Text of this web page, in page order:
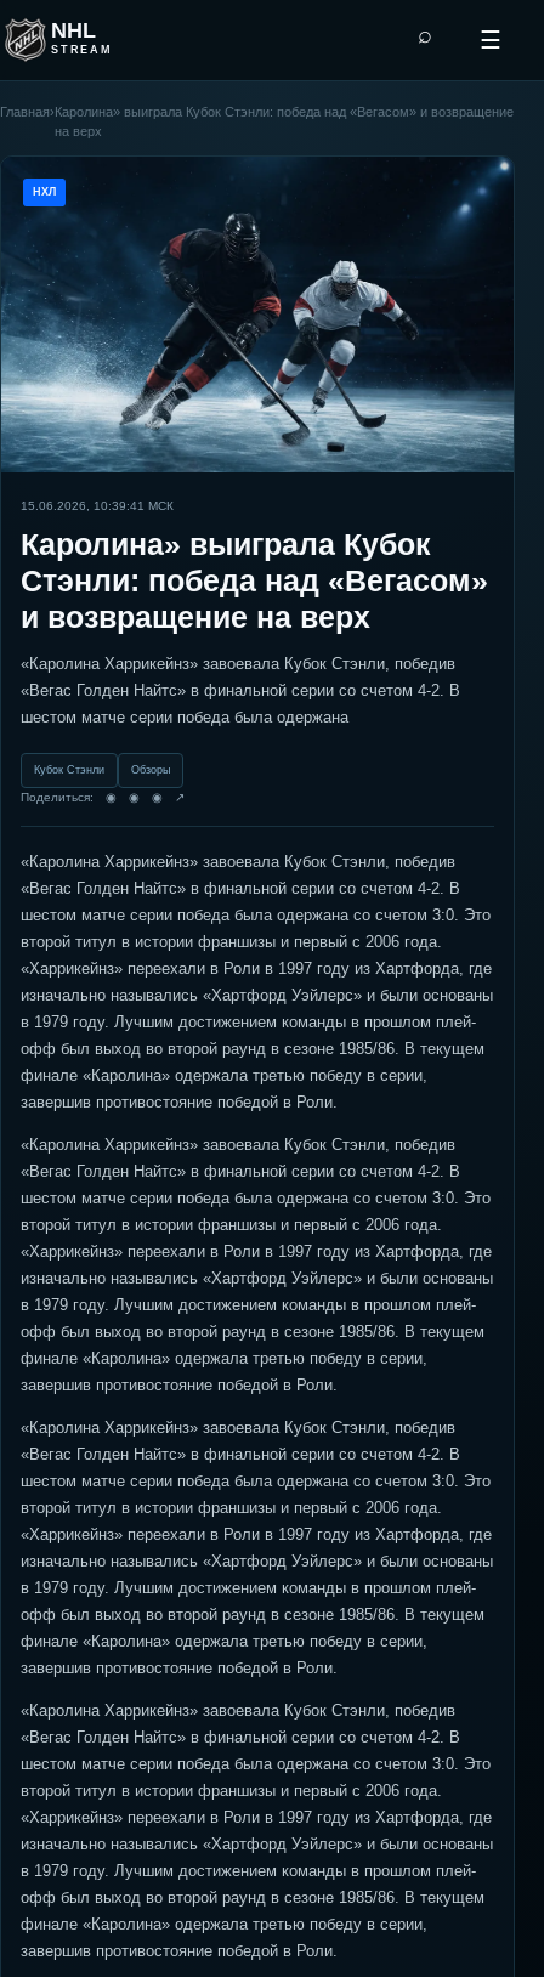
NHL
STREAM
⌕ ☰
Главная›Каролина» выиграла Кубок Стэнли: победа над «Вегасом» и возвращение
на верх
НХЛ
15.06.2026, 10:39:41 МСК
Каролина» выиграла Кубок
Стэнли: победа над «Вегасом»
и возвращение на верх
«Каролина Харрикейнз» завоевала Кубок Стэнли, победив
«Вегас Голден Найтс» в финальной серии со счетом 4-2. В
шестом матче серии победа была одержана
Кубок Стэнли Обзоры
Поделиться: ◉ ◉ ◉ ↗
«Каролина Харрикейнз» завоевала Кубок Стэнли, победив
«Вегас Голден Найтс» в финальной серии со счетом 4-2. В
шестом матче серии победа была одержана со счетом 3:0. Это
второй титул в истории франшизы и первый с 2006 года.
«Харрикейнз» переехали в Роли в 1997 году из Хартфорда, где
изначально назывались «Хартфорд Уэйлерс» и были основаны
в 1979 году. Лучшим достижением команды в прошлом плей-
офф был выход во второй раунд в сезоне 1985/86. В текущем
финале «Каролина» одержала третью победу в серии,
завершив противостояние победой в Роли.
«Каролина Харрикейнз» завоевала Кубок Стэнли, победив
«Вегас Голден Найтс» в финальной серии со счетом 4-2. В
шестом матче серии победа была одержана со счетом 3:0. Это
второй титул в истории франшизы и первый с 2006 года.
«Харрикейнз» переехали в Роли в 1997 году из Хартфорда, где
изначально назывались «Хартфорд Уэйлерс» и были основаны
в 1979 году. Лучшим достижением команды в прошлом плей-
офф был выход во второй раунд в сезоне 1985/86. В текущем
финале «Каролина» одержала третью победу в серии,
завершив противостояние победой в Роли.
«Каролина Харрикейнз» завоевала Кубок Стэнли, победив
«Вегас Голден Найтс» в финальной серии со счетом 4-2. В
шестом матче серии победа была одержана со счетом 3:0. Это
второй титул в истории франшизы и первый с 2006 года.
«Харрикейнз» переехали в Роли в 1997 году из Хартфорда, где
изначально назывались «Хартфорд Уэйлерс» и были основаны
в 1979 году. Лучшим достижением команды в прошлом плей-
офф был выход во второй раунд в сезоне 1985/86. В текущем
финале «Каролина» одержала третью победу в серии,
завершив противостояние победой в Роли.
«Каролина Харрикейнз» завоевала Кубок Стэнли, победив
«Вегас Голден Найтс» в финальной серии со счетом 4-2. В
шестом матче серии победа была одержана со счетом 3:0. Это
второй титул в истории франшизы и первый с 2006 года.
«Харрикейнз» переехали в Роли в 1997 году из Хартфорда, где
изначально назывались «Хартфорд Уэйлерс» и были основаны
в 1979 году. Лучшим достижением команды в прошлом плей-
офф был выход во второй раунд в сезоне 1985/86. В текущем
финале «Каролина» одержала третью победу в серии,
завершив противостояние победой в Роли.